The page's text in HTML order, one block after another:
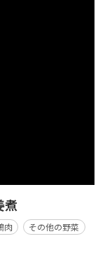
煮
肉
その他の野菜